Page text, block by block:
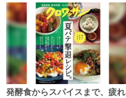
発酵食からスパイスまで、疲れ